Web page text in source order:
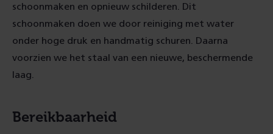
schoonmaken en opnieuw schilderen. Dit
schoonmaken doen we door reiniging met water
onder hoge druk en handmatig schuren. Daarna
voorzien we het staal van een nieuwe, beschermende
laag.
Bereikbaarheid